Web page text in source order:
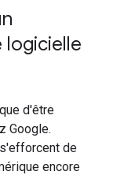
logicielle
d'être
Google.
de
encore